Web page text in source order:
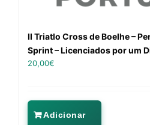
II Triatlo Cross de Boelhe –
Sprint – Licenciados por um
20,00€
Adicionar